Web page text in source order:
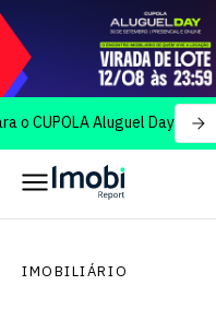
Aluguel Day Traga
IMOBILIÁRIO